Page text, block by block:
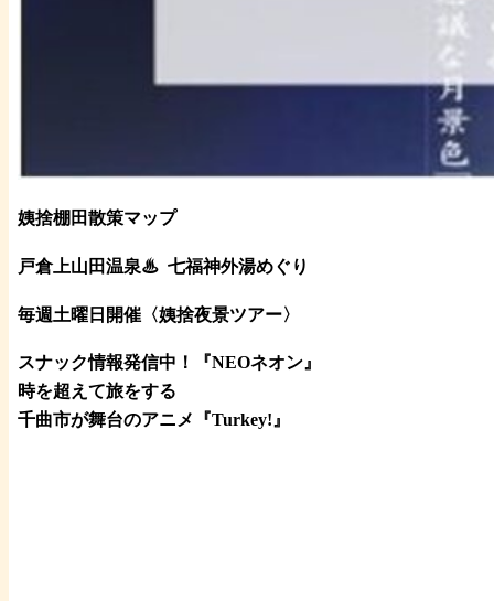
姨捨棚田散策マップ
戸倉上山田温泉♨ 七福神外湯めぐり
毎週土曜日開催〈姨捨夜景ツアー〉
スナック情報発信中！『NEOネオン』
時を超えて旅をする
千曲市が舞台のアニメ『Turkey!』